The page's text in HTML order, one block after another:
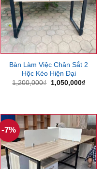
Bàn Làm Việc Chân Sắt 2
Hộc Kéo Hiện Đại
1,200,000₫
Giá
1,050,000₫Giá
-7%